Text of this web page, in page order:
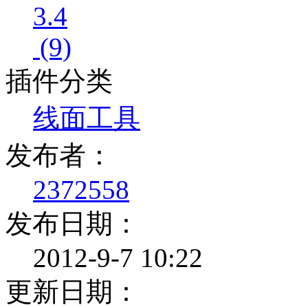
3.4
(9)
插件分类
线面工具
发布者：
2372558
发布日期：
2012-9-7 10:22
更新日期：